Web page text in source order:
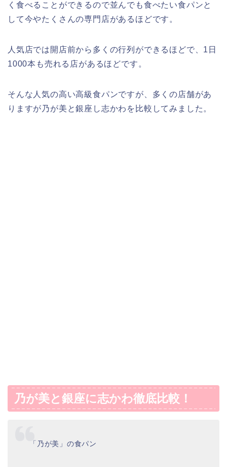
く食べることができるので並んでも食べたい食パンと
して今やたくさんの専門店があるほどです。
人気店では開店前から多くの行列ができるほどで、1日
1000本も売れる店があるほどです。
そんな人気の高い高級食パンですが、多くの店舗があ
りますが乃が美と銀座し志かわを比較してみました。
乃が美と銀座に志かわ徹底比較！
「乃が美」の食パン